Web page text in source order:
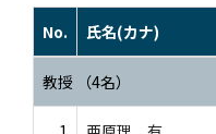
No. 氏名(カナ)
教授 （4名）